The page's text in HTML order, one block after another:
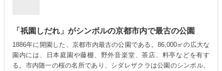
「祇園しだれ」がシンボルの京都市内で最古の公園
1886年に開園した、京都市内最古の公園である。86,000㎡の広大な
園内には、日本庭園や藤棚、野外音楽堂、茶店、料亭などを有す
る。市内随一の桜の名所であり、シダレザクラは公園のシンボル。